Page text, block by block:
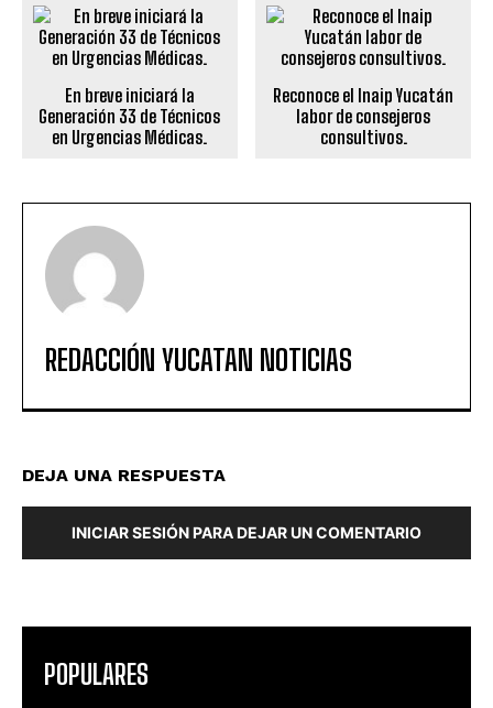
En breve iniciará la
Generación 33 de Técnicos
en Urgencias Médicas.
Reconoce el Inaip Yucatán
labor de consejeros
consultivos.
REDACCIÓN YUCATAN NOTICIAS
DEJA UNA RESPUESTA
INICIAR SESIÓN PARA DEJAR UN COMENTARIO
POPULARES